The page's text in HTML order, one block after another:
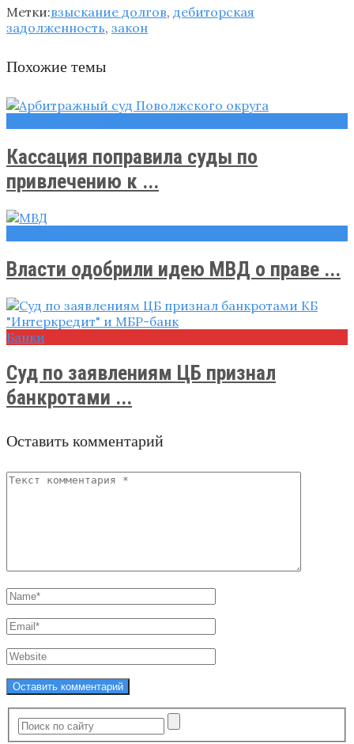
Метки:взыскание долгов, дебиторская
задолженность, закон
Похожие темы
Кассация поправила суды по
привлечению к ...
Власти одобрили идею МВД о праве ...
Банки
Суд по заявлениям ЦБ признал
банкротами ...
Оставить комментарий